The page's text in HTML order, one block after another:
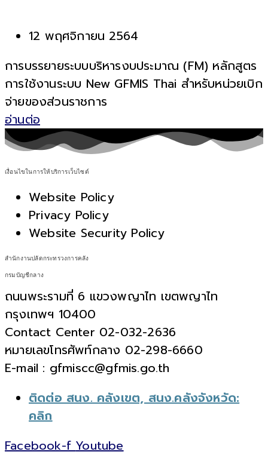
12 พฤศจิกายน 2564
การบรรยายระบบบริหารงบประมาณ (FM) หลักสูตร
การใช้งานระบบ New GFMIS Thai สำหรับหน่วยเบิก
จ่ายของส่วนราชการ
อ่านต่อ
เงื่อนไขในการให้บริการเว็บไซต์
Website Policy
Privacy Policy
Website Security Policy
สำนักงานปลัดกระทรวงการคลัง
กรมบัญชีกลาง
ถนนพระรามที่ 6 แขวงพญาไท เขตพญาไท
กรุงเทพฯ 10400
Contact Center 02-032-2636
หมายเลขโทรศัพท์กลาง 02-298-6660
E-mail : gfmiscc@gfmis.go.th
ติดต่อ สนง. คลังเขต, สนง.คลังจังหวัด:
คลิก
Facebook-f Youtube